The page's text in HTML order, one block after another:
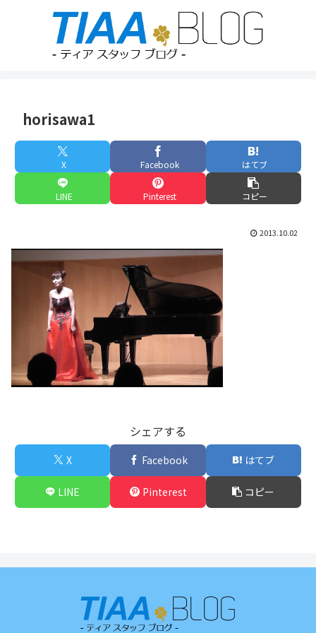
horisawa1
X Facebook はてブ
LINE Pinterest コピー
2013.10.02
シェアする
X Facebook はてブ
LINE Pinterest コピー